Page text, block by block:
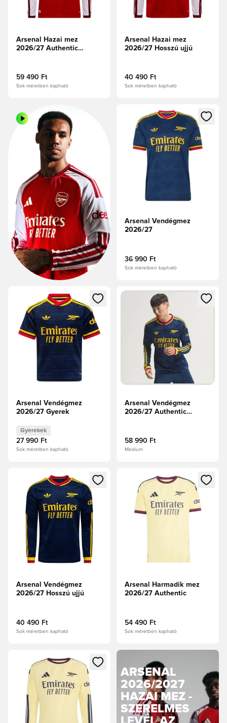
Arsenal Hazai mez
2026/27 Authentic
59 490 Ft
Sok méretben kapható
Arsenal Hazai mez
2026/27 Hosszú ujjú
40 490 Ft
Sok méretben kapható
Megnyit egy modált a
Arsenal Vendégmez
2026/27
36 990 Ft
Sok méretben kapható
Megnyit egy modált a bejelentkezéshez vagy a tagként
Arsenal Vendégmez
2026/27 Gyerek
Gyerekek
27 990 Ft
Sok méretben kapható
Megnyit egy modált a
Arsenal Vendégmez
2026/27 Authentic
58 990 Ft
Medium
Megnyit egy modált a bejelentkezéshez vagy a tagként
Arsenal Vendégmez
2026/27 Hosszú ujjú
40 490 Ft
Sok méretben kapható
Megnyit egy modált a
Arsenal Harmadik mez
2026/27 Authentic
54 490 Ft
Sok méretben kapható
Megnyit egy modált a bejelentkezéshez vagy a tagként
ARSENAL
2026/2027
HAZAI MEZ -
SZERELMES